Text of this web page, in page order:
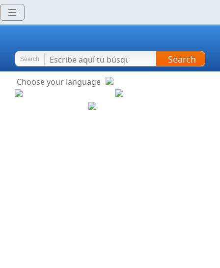
Search Search
Choose your language